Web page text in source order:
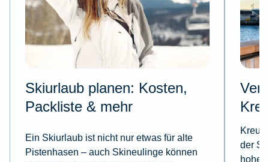
Skiurlaub planen: Kosten,
Packliste & mehr
Ein Skiurlaub ist nicht nur etwas für alte
Pistenhasen – auch Skineulinge können
der
hoher